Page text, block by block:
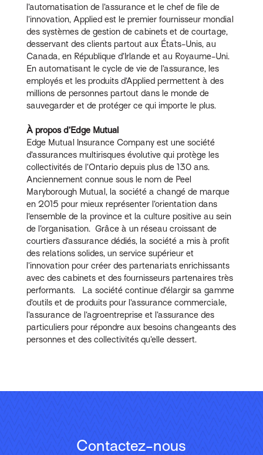
l’automatisation de l’assurance et le chef de file de
l’innovation, Applied est le premier fournisseur mondial
des systèmes de gestion de cabinets et de courtage,
desservant des clients partout aux États-Unis, au
Canada, en République d’Irlande et au Royaume-Uni.
En automatisant le cycle de vie de l’assurance, les
employés et les produits d’Applied permettent à des
millions de personnes partout dans le monde de
sauvegarder et de protéger ce qui importe le plus.
À propos d’Edge Mutual
Edge Mutual Insurance Company est une société
d’assurances multirisques évolutive qui protège les
collectivités de l’Ontario depuis plus de 130 ans.
Anciennement connue sous le nom de Peel
Maryborough Mutual, la société a changé de marque
en 2015 pour mieux représenter l’orientation dans
l’ensemble de la province et la culture positive au sein
de l’organisation. Grâce à un réseau croissant de
courtiers d’assurance dédiés, la société a mis à profit
des relations solides, un service supérieur et
l’innovation pour créer des partenariats enrichissants
avec des cabinets et des fournisseurs partenaires très
performants. La société continue d’élargir sa gamme
d’outils et de produits pour l’assurance commerciale,
l’assurance de l’agroentreprise et l’assurance des
particuliers pour répondre aux besoins changeants des
personnes et des collectivités qu’elle dessert.
Contactez-nous